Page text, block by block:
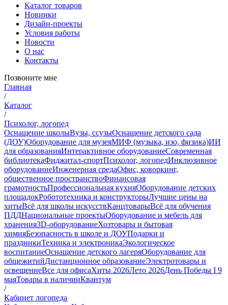
Каталог товаров
Новинки
Дизайн-проекты
Условия работы
Новости
О нас
Контакты
Позвоните мне
Главная
/
Каталог
/
Психолог, логопед
Оснащение школыВузы, ссузыОснащение детского сада
(ДОУ)Оборудование для музеяМИФ (музыка, изо, физика)ИИ
для образованияИнтерактивное оборудованиеСовременная
библиотекаФиджитал-спортПсихолог, логопедИнклюзивное
оборудованиеИнженерная средаОфис, коворкинг,
общественное пространствоФинансовая
грамотностьПрофессиональная кухняОборудование детских
площадокРобототехника и конструкторыЛучшие цены на
хитыВсё для школы искусствКанцтоварыВсё для обучения
ПДДНациональные проектыОборудование и мебель для
хранения3D-оборудованиеХозтовары и бытовая
химияБезопасность в школе и ДОУПодарки и
праздникиТехника и электроникаЭкологическое
воспитаниеОснащение детского лагеряОборудование для
общежитийДистанционное образованиеЭлектротовары и
освещениеВсе для офисаХиты 2026Лето 2026День Победы I 9
маяТовары в наличииКвантум
/
Кабинет логопеда